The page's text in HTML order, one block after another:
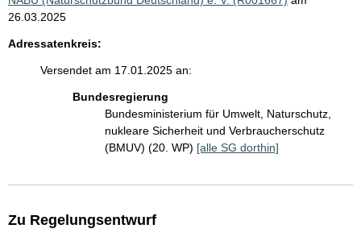
26.03.2025
Adressatenkreis:
Versendet am 17.01.2025 an:
Bundesregierung
Bundesministerium für Umwelt, Naturschutz,
nukleare Sicherheit und Verbraucherschutz
(BMUV) (20. WP) [alle SG dorthin]
Zu Regelungsentwurf